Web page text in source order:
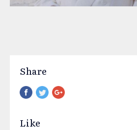
Share
Like